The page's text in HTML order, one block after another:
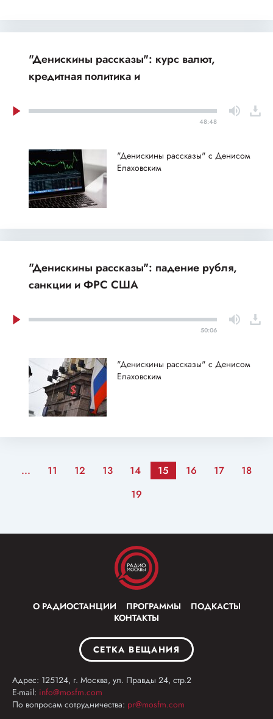
"Денискины рассказы": курс валют,
кредитная политика и
48:48
"Денискины рассказы" с Денисом
Елаховским
"Денискины рассказы": падение рубля,
санкции и ФРС США
50:06
"Денискины рассказы" с Денисом
Елаховским
... 11 12 13 14 15 16 17
18
19
О РАДИОСТАНЦИИ ПРОГРАММЫ
ПОДКАСТЫ
КОНТАКТЫ
СЕТКА ВЕЩАНИЯ
Адрес: 125124, г. Москва, ул. Правды 24, стр.2
E-mail: info@mosfm.com
По вопросам сотрудничества: pr@mosfm.com